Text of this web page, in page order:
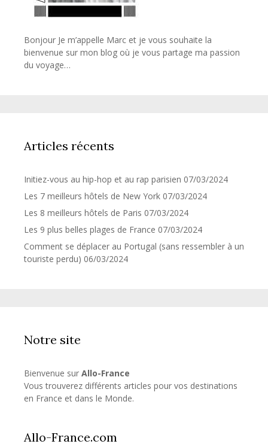
Bonjour Je m’appelle Marc et je vous souhaite la
bienvenue sur mon blog où je vous partage ma passion
du voyage…
Articles récents
Initiez-vous au hip-hop et au rap parisien 07/03/2024
Les 7 meilleurs hôtels de New York 07/03/2024
Les 8 meilleurs hôtels de Paris 07/03/2024
Les 9 plus belles plages de France 07/03/2024
Comment se déplacer au Portugal (sans ressembler à un
touriste perdu) 06/03/2024
Notre site
Bienvenue sur Allo-France
Vous trouverez différents articles pour vos destinations
en France et dans le Monde.
Allo-France.com